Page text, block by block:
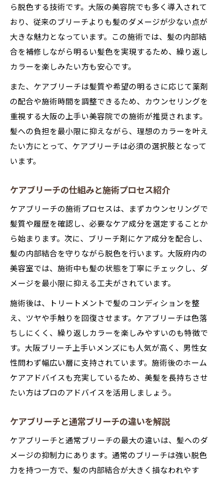
ら脱色する技術です。大阪の美容院でも多く導入されて
おり、従来のブリーチよりも髪のダメージが少ない点が
大きな魅力となっています。この施術では、髪の内部結
合を補修しながら明るい髪色を実現するため、繰り返し
カラーを楽しみたい方も安心です。
また、ケアブリーチは髪質や希望の明るさに応じて薬剤
の配合や施術時間を調整できるため、カウンセリングを
重視する大阪の上手い美容院での施術が推奨されます。
髪への負担を最小限に抑えながら、理想のカラーを叶え
たい方にとって、ケアブリーチは必須の選択肢となって
います。
ケアブリーチの仕組みと施術プロセス紹介
ケアブリーチの施術プロセスは、まずカウンセリングで
髪質や履歴を確認し、必要なケア成分を選定することか
ら始まります。次に、ブリーチ剤にケア成分を配合し、
髪の内部結合を守りながら脱色を行います。大阪府内の
美容室では、施術中も髪の状態を丁寧にチェックし、ダ
メージを最小限に抑える工夫がされています。
施術後は、トリートメントで髪のコンディションを整
え、ツヤや手触りを回復させます。ケアブリーチは色落
ちしにくく、繰り返しカラーを楽しみやすいのも特徴で
す。大阪ブリーチ上手いメンズにも人気が高く、男性女
性問わず幅広い層に支持されています。施術後のホーム
ケアアドバイスも充実しているため、美髪を長持ちさせ
たい方はプロのアドバイスを活用しましょう。
ケアブリーチと通常ブリーチの違いを解説
ケアブリーチと通常ブリーチの最大の違いは、髪へのダ
メージの抑制力にあります。通常のブリーチは強い脱色
力を持つ一方で、髪の内部結合が大きく損なわれやす